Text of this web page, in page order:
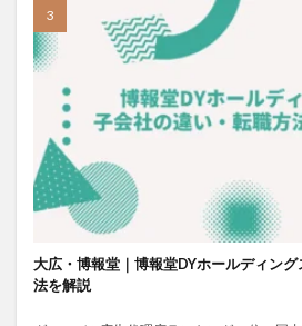
大広・博報堂｜博報堂DYホールディン
法を解説